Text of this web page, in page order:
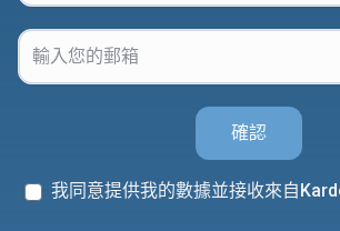
確認
我同意提供我的數據並接收來自